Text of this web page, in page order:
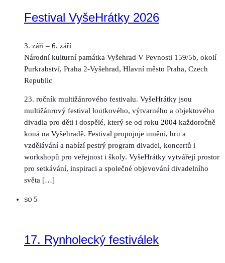
Festival VyšeHrátky 2026
3. září – 6. září
Národní kulturní památka Vyšehrad V Pevnosti 159/5b, okolí
Purkrabství, Praha 2-Vyšehrad, Hlavní město Praha, Czech
Republic
23. ročník multižánrového festivalu. VyšeHrátky jsou
multižánrový festival loutkového, výtvarného a objektového
divadla pro děti i dospělé, který se od roku 2004 každoročně
koná na Vyšehradě. Festival propojuje umění, hru a
vzdělávání a nabízí pestrý program divadel, koncertů i
workshopů pro veřejnost i školy. VyšeHrátky vytvářejí prostor
pro setkávání, inspiraci a společné objevování divadelního
světa […]
SO 5
17. Rynholecký festiválek